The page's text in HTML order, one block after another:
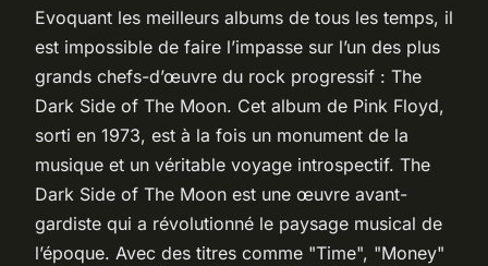
Evoquant les meilleurs albums de tous les temps, il
est impossible de faire l’impasse sur l’un des plus
grands chefs-d’œuvre du rock progressif : The
Dark Side of The Moon. Cet album de Pink Floyd,
sorti en 1973, est à la fois un monument de la
musique et un véritable voyage introspectif. The
Dark Side of The Moon est une œuvre avant-
gardiste qui a révolutionné le paysage musical de
l’époque. Avec des titres comme "Time", "Money"